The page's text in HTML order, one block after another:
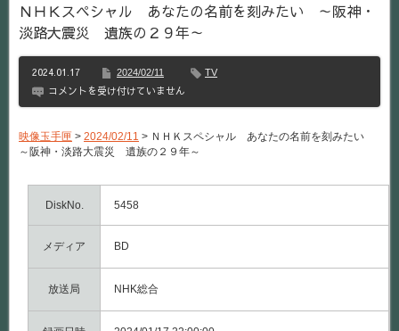
ＮＨＫスペシャル あなたの名前を刻みたい ～阪神・
淡路大震災 遺族の２９年～
2024.01.17 2024/02/11 TV
Ｎ
Ｈ
ス
ペ
シ
ル
あ
の
を
コメントを受け付けていません
映像玉手匣 > 2024/02/11 > ＮＨＫスペシャル あなたの名前を刻みたい
～阪神・淡路大震災 遺族の２９年～
DiskNo. 5458
メディア BD
放送局 NHK総合